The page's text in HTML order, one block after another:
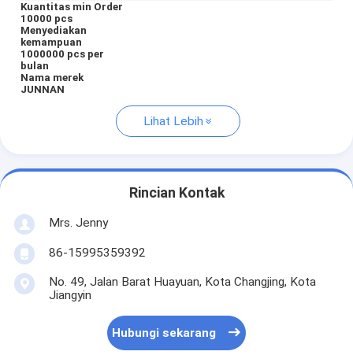
Kuantitas min Order
10000 pcs
Menyediakan
kemampuan
1000000 pcs per
bulan
Nama merek
JUNNAN
Lihat Lebih
Rincian Kontak
Mrs. Jenny
86-15995359392
No. 49, Jalan Barat Huayuan, Kota Changjing, Kota
Jiangyin
Hubungi sekarang